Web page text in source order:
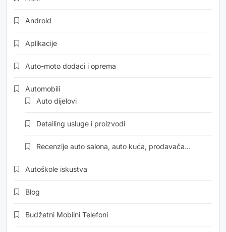
Android
Aplikacije
Auto-moto dodaci i oprema
Automobili
Auto dijelovi
Detailing usluge i proizvodi
Recenzije auto salona, auto kuća, prodavača…
Autoškole iskustva
Blog
Budžetni Mobilni Telefoni